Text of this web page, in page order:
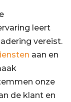
leert
vereist.
aan en
onze
de klant en